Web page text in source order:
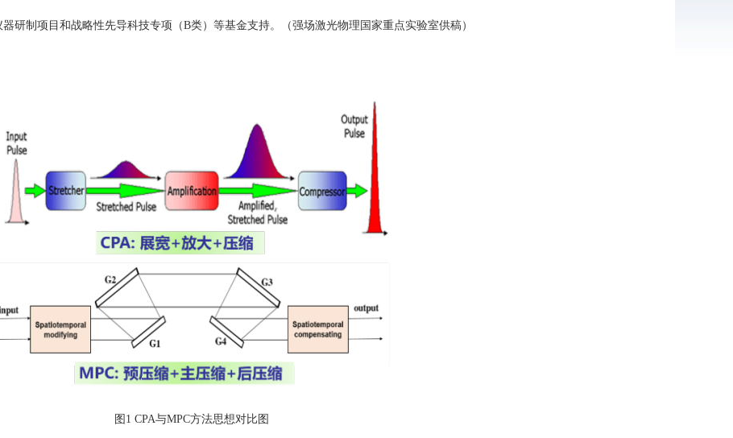
制项目和战略性先导科技专项（B类）等基金支持。（强场激光物理国家重点实验室供稿）
图1 CPA与MPC方法思想对比图